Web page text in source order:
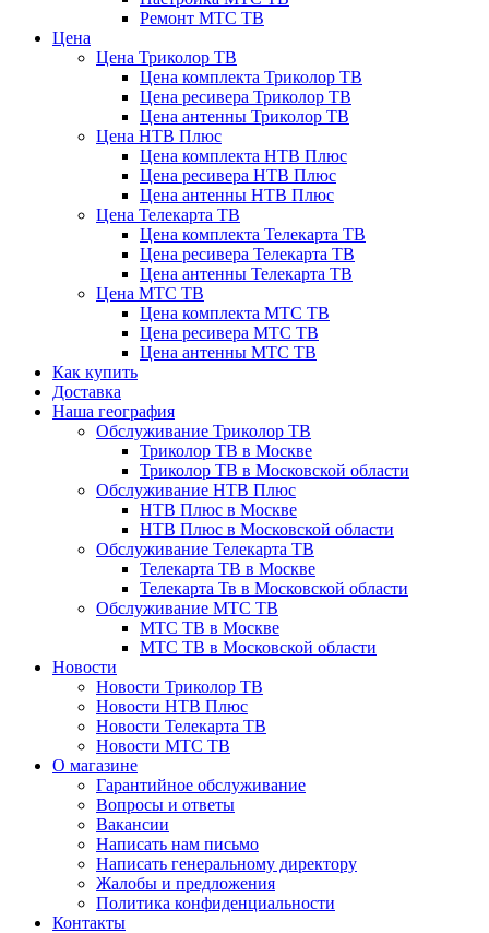
Ремонт МТС ТВ
Цена
Цена Триколор ТВ
Цена комплекта Триколор ТВ
Цена ресивера Триколор ТВ
Цена антенны Триколор ТВ
Цена НТВ Плюс
Цена комплекта НТВ Плюс
Цена ресивера НТВ Плюс
Цена антенны НТВ Плюс
Цена Телекарта ТВ
Цена комплекта Телекарта ТВ
Цена ресивера Телекарта ТВ
Цена антенны Телекарта ТВ
Цена МТС ТВ
Цена комплекта МТС ТВ
Цена ресивера МТС ТВ
Цена антенны МТС ТВ
Как купить
Доставка
Наша география
Обслуживание Триколор ТВ
Триколор ТВ в Москве
Триколор ТВ в Московской области
Обслуживание НТВ Плюс
НТВ Плюс в Москве
НТВ Плюс в Московской области
Обслуживание Телекарта ТВ
Телекарта ТВ в Москве
Телекарта Тв в Московской области
Обслуживание МТС ТВ
МТС ТВ в Москве
МТС ТВ в Московской области
Новости
Новости Триколор ТВ
Новости НТВ Плюс
Новости Телекарта ТВ
Новости МТС ТВ
О магазине
Гарантийное обслуживание
Вопросы и ответы
Вакансии
Написать нам письмо
Написать генеральному директору
Жалобы и предложения
Политика конфиденциальности
Контакты